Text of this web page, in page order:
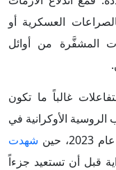
العسكرية أو
المشفَّرة من أوائل
غالباً ما تكون
الأوكرانية في
شهدت
قبل أن تستعيد جزءاً